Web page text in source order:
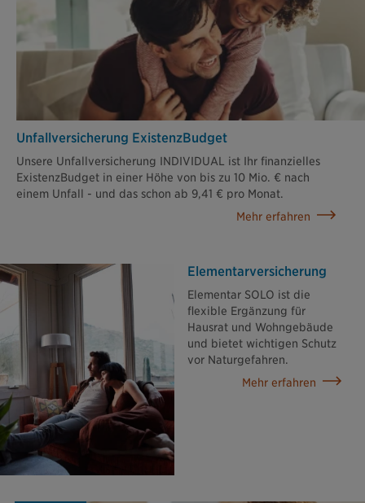
Unfallversicherung ExistenzBudget
Unsere Unfallversicherung INDIVIDUAL ist Ihr finanzielles
ExistenzBudget in einer Höhe von bis zu 10 Mio. € nach
einem Unfall - und das schon ab 9,41 € pro Monat.
Mehr erfahren
Elementar­versicherung
Elementar SOLO ist die
flexible Ergänzung für
Hausrat und Wohngebäude
und bietet wichtigen Schutz
vor Naturgefahren.
Mehr erfahren